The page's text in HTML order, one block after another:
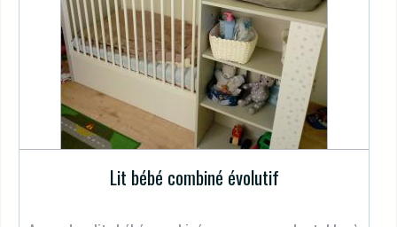
Lit bébé combiné évolutif